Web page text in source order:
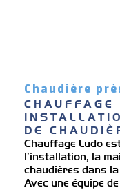
Chaudière
DE
Chauffage Ludo
l’installation, la
chaudières dans
Avec une équipe